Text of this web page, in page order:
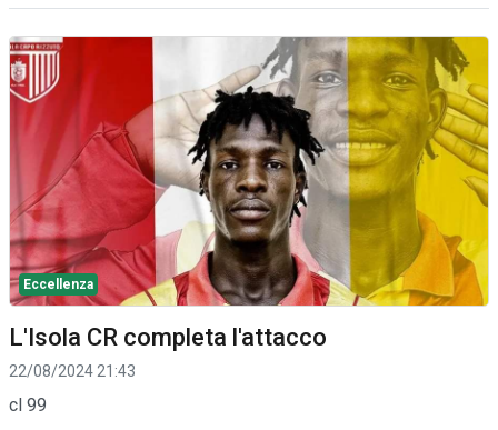
Eccellenza
L'Isola CR completa l'attacco
22/08/2024 21:43
cl 99